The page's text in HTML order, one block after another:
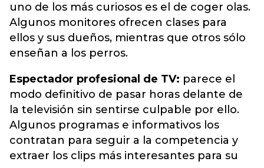
uno de los más curiosos es el de coger olas.
Algunos monitores ofrecen clases para
ellos y sus dueños, mientras que otros sólo
enseñan a los perros.
Espectador profesional de TV: parece el
modo definitivo de pasar horas delante de
la televisión sin sentirse culpable por ello.
Algunos programas e informativos los
contratan para seguir a la competencia y
extraer los clips más interesantes para su